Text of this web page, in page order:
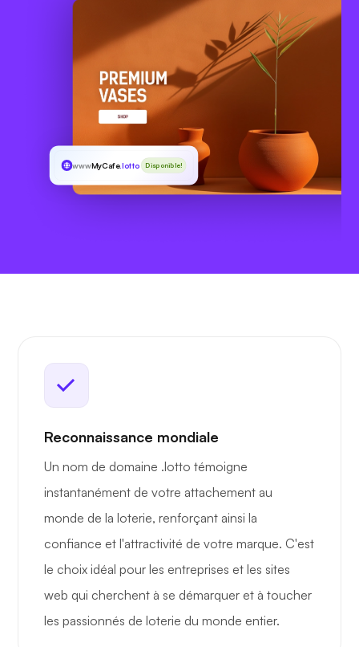
wwwMyCafe.lotto Disponible!
Reconnaissance mondiale
Un nom de domaine .lotto témoigne
instantanément de votre attachement au
monde de la loterie, renforçant ainsi la
confiance et l'attractivité de votre marque. C'est
le choix idéal pour les entreprises et les sites
web qui cherchent à se démarquer et à toucher
les passionnés de loterie du monde entier.